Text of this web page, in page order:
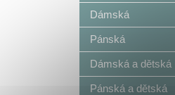
Dámská
Pánská
Dámská a dětská
Pánská a dětská